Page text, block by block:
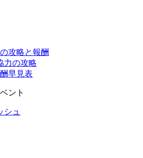
攻略と報酬
力の攻略
早見表
ント
シュ